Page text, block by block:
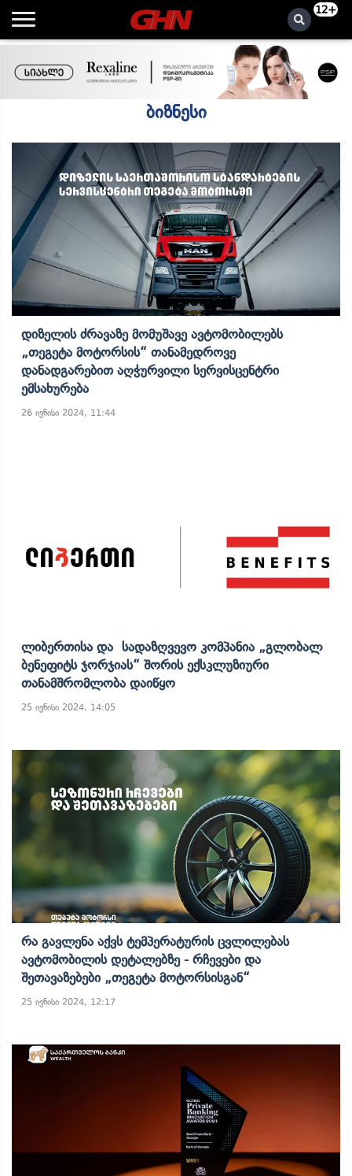
12+
ბიზნესი
Დიზელის Ძრავაზე Მომუშავე Ავტომობილებს
„თეგეტა Მოტორსის“ Თანამედროვე
Დანადგარებით Აღჭურვილი Სერვისცენტრი
Ემსახურება
26 ივნისი 2024, 11:44
Ლიბერთისა Და Სადაზღვევო Კომპანია „გლობალ
Ბენეფიტს Ჯორჯიას“ Შორის Ექსკლუზიური
Თანამშრომლობა Დაიწყო
25 ივნისი 2024, 14:05
Რა Გავლენა Აქვს Ტემპერატურის Ცვლილებას
Ავტომობილის Დეტალებზე - Რჩევები Და
Შეთავაზებები „თეგეტა Მოტორსისგან“
25 ივნისი 2024, 12:17